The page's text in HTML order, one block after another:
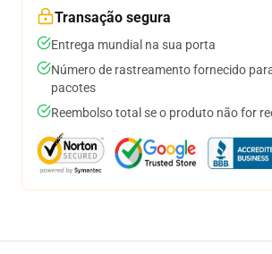
Transação segura
Entrega mundial na sua porta
Número de rastreamento fornecido
pacotes
Reembolso total se o produto não for